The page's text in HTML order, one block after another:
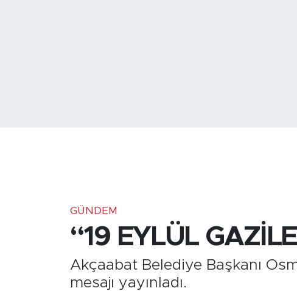
GÜNDEM
“19 EYLÜL
Akçaabat Belediye Başkanı
mesajı yayınladı.
Köşe Yazarları
Ulusal Son Dakika Haberleri